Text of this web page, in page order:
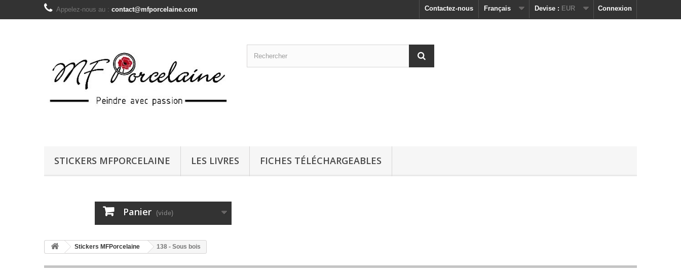
Connexion
Devise : EUR
Français
Contactez-nous
Appelez-nous au : contact@mfporcelaine.com
STICKERS MFPORCELAINE LES LIVRES FICHES TÉLÉCHARGEABLES
Panier (vide)
Stickers MFPorcelaine 138 - Sous bois